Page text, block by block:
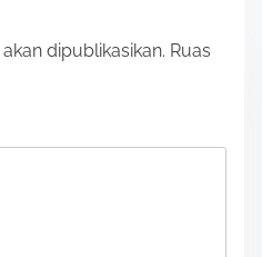
dipublikasikan. Ruas